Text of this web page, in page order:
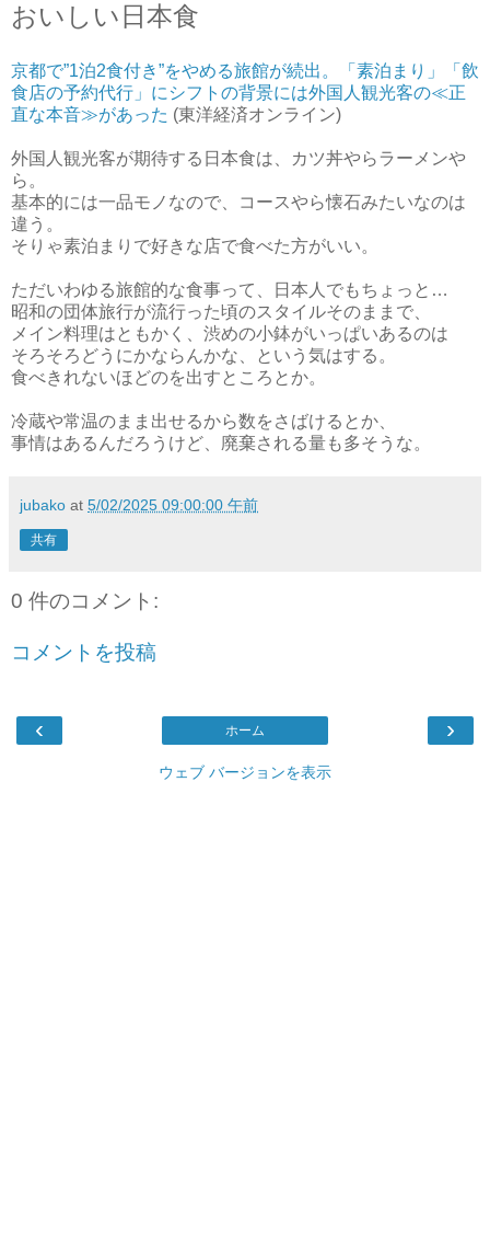
おいしい日本食
京都で”1泊2食付き”をやめる旅館が続出。「素泊まり」「飲
食店の予約代行」にシフトの背景には外国人観光客の≪正
直な本音≫があった (東洋経済オンライン)
外国人観光客が期待する日本食は、カツ丼やらラーメンや
ら。
基本的には一品モノなので、コースやら懐石みたいなのは
違う。
そりゃ素泊まりで好きな店で食べた方がいい。
ただいわゆる旅館的な食事って、日本人でもちょっと…
昭和の団体旅行が流行った頃のスタイルそのままで、
メイン料理はともかく、渋めの小鉢がいっぱいあるのは
そろそろどうにかならんかな、という気はする。
食べきれないほどのを出すところとか。
冷蔵や常温のまま出せるから数をさばけるとか、
事情はあるんだろうけど、廃棄される量も多そうな。
jubako at 5/02/2025 09:00:00 午前
共有
0 件のコメント:
コメントを投稿
‹ ›
ホーム
ウェブ バージョンを表示